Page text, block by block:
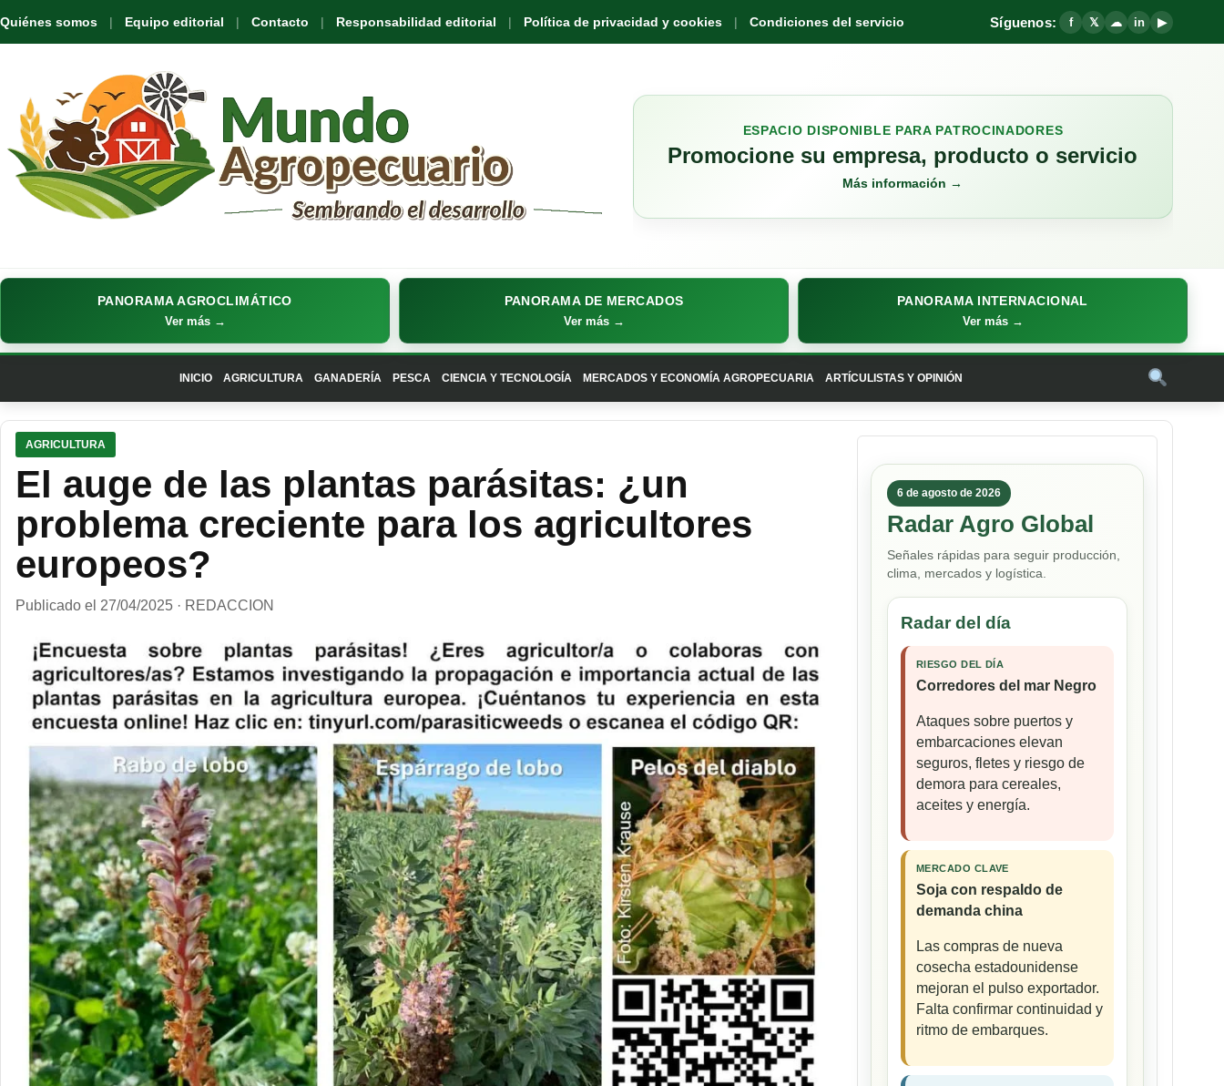
Quiénes somos Equipo editorial Contacto Responsabilidad editorial Política de privacidad y cookies Condiciones del servicio Síguenos: f 𝕏 ☁ in ▶
ESPACIO DISPONIBLE PARA PATROCINADORES
Promocione su empresa, producto o servicio
Más información →
PANORAMA AGROCLIMÁTICO
Ver más →
PANORAMA DE MERCADOS
Ver más →
PANORAMA INTERNACIONAL
Ver más →
INICIO AGRICULTURA GANADERÍA PESCA CIENCIA Y TECNOLOGÍA MERCADOS Y ECONOMÍA AGROPECUARIA ARTÍCULISTAS Y OPINIÓN
AGRICULTURA
El auge de las plantas parásitas: ¿un
problema creciente para los agricultores
europeos?
Publicado el 27/04/2025 · REDACCION
6 de agosto de 2026
Radar Agro Global
Señales rápidas para seguir producción,
clima, mercados y logística.
Radar del día
RIESGO DEL DÍA
Corredores del mar Negro
Ataques sobre puertos y
embarcaciones elevan
seguros, fletes y riesgo de
demora para cereales,
aceites y energía.
MERCADO CLAVE
Soja con respaldo de
demanda china
Las compras de nueva
cosecha estadounidense
mejoran el pulso exportador.
Falta confirmar continuidad y
ritmo de embarques.